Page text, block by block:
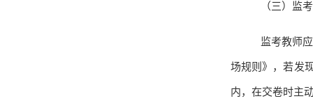
（三）监
监考教师
场规则》，若发
内，在交卷时主